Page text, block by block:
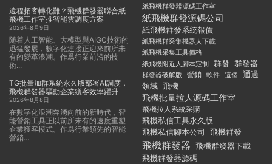
遠程拓客轉化難？飛機群發器聯合紙
飛機工作室推智能雲調度方案
2026年8月9日
随着人工智能、大模型與AIGC技術的
迅猛發展，數字化連接正迎來前所未
有的變革浪潮。作爲行業前沿的技
術...
TG批量加群系統永久版部署AI調度，
飛機群發器驅動企業獲客效率躍升
2026年8月8日
在數字化浪潮奔湧向前的新時代，智
能營銷工具正以前所未有的速度重塑
企業獲客模式。作爲行業領先的智能
營銷...
紙飛機群發器源碼工作室
紙飛機群發源碼公司
紙飛機群發系統報價
紙飛機群采集機器人下載
紙飛機采集工具價格
紙飛機附近人腳本定制
群發 群發器
群發器破解版 營銷 軟件 這個
通過
領域 飛機
飛機批量拉人源碼工作室
飛機拉人系統采購
飛機私信工具永久版
飛機私信腳本公司
飛機群發
飛機群發器 飛機群發器下載
飛機群發器源碼